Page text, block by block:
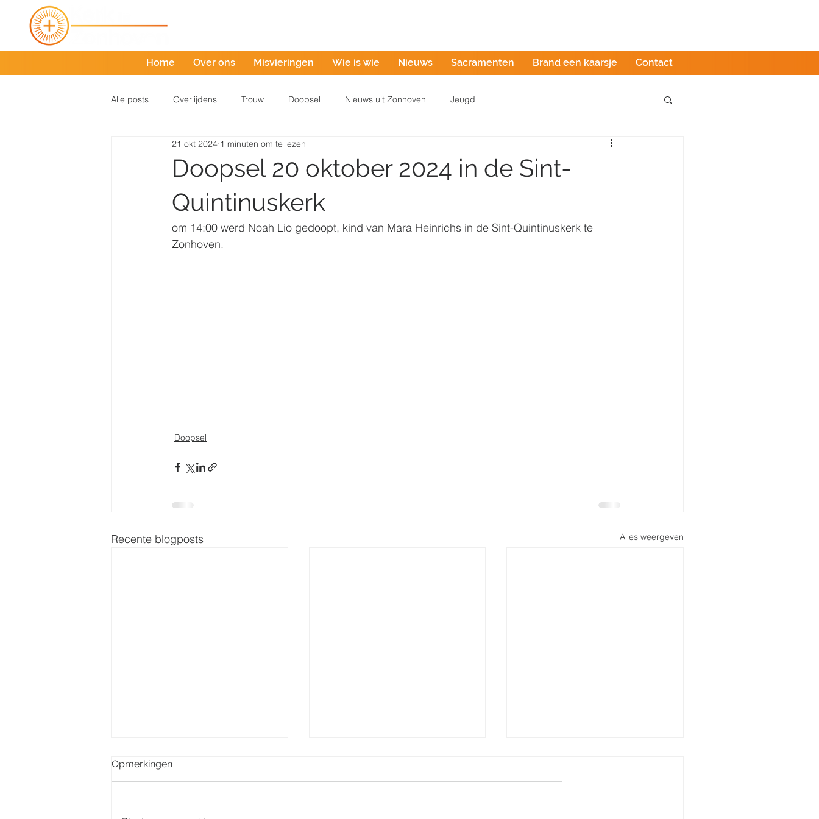
Home Over ons Misvieringen Wie is wie Nieuws Sacramenten Brand een kaarsje Contact
Alle posts Overlijdens Trouw Doopsel Nieuws uit Zonhoven Jeugd
Doopsel 20 oktober 2024 in de Sint-
Quintinuskerk
21 okt 2024 1 minuten om te lezen
om 14:00 werd Noah Lio gedoopt, kind van Mara Heinrichs in de Sint-Quintinuskerk te
Zonhoven.
Doopsel
Recente blogposts Alles weergeven
Opmerkingen